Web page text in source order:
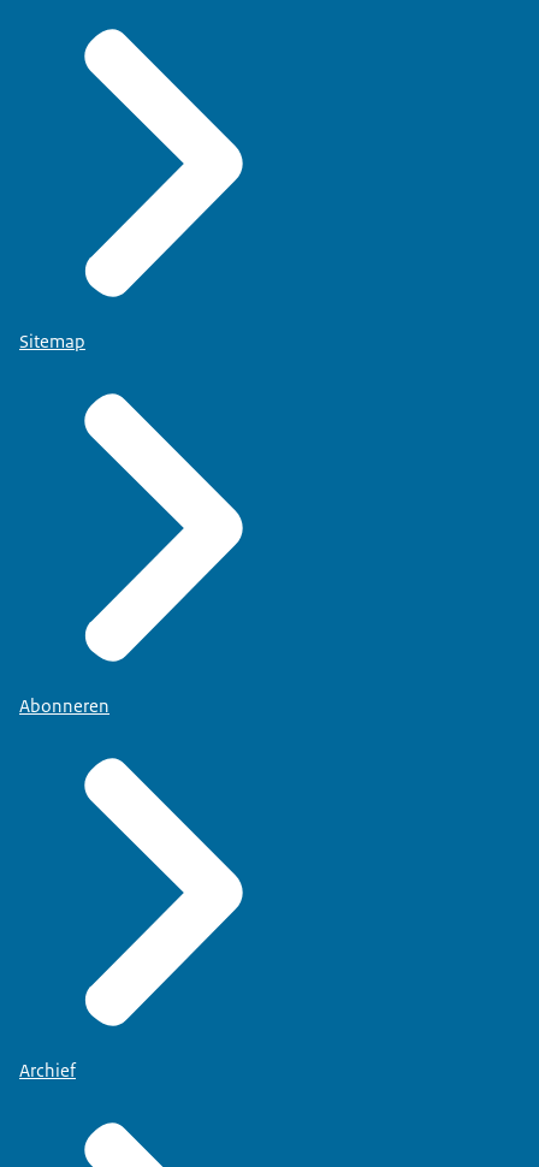
Sitemap
Abonneren
Archief